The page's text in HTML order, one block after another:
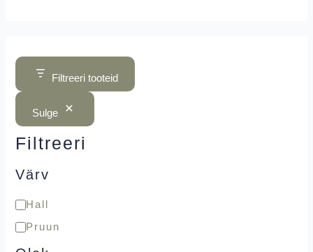
Filtreeri tooteid
Sulge
Filtreeri
Värv
Hall
Pruun